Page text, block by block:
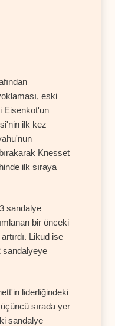
eski
Eisenkot'un
ilk kez
Knesset
ilk sıraya
sandalye
bir önceki
Likud ise
sandalyeye
liderliğindeki
sırada yer
sandalye